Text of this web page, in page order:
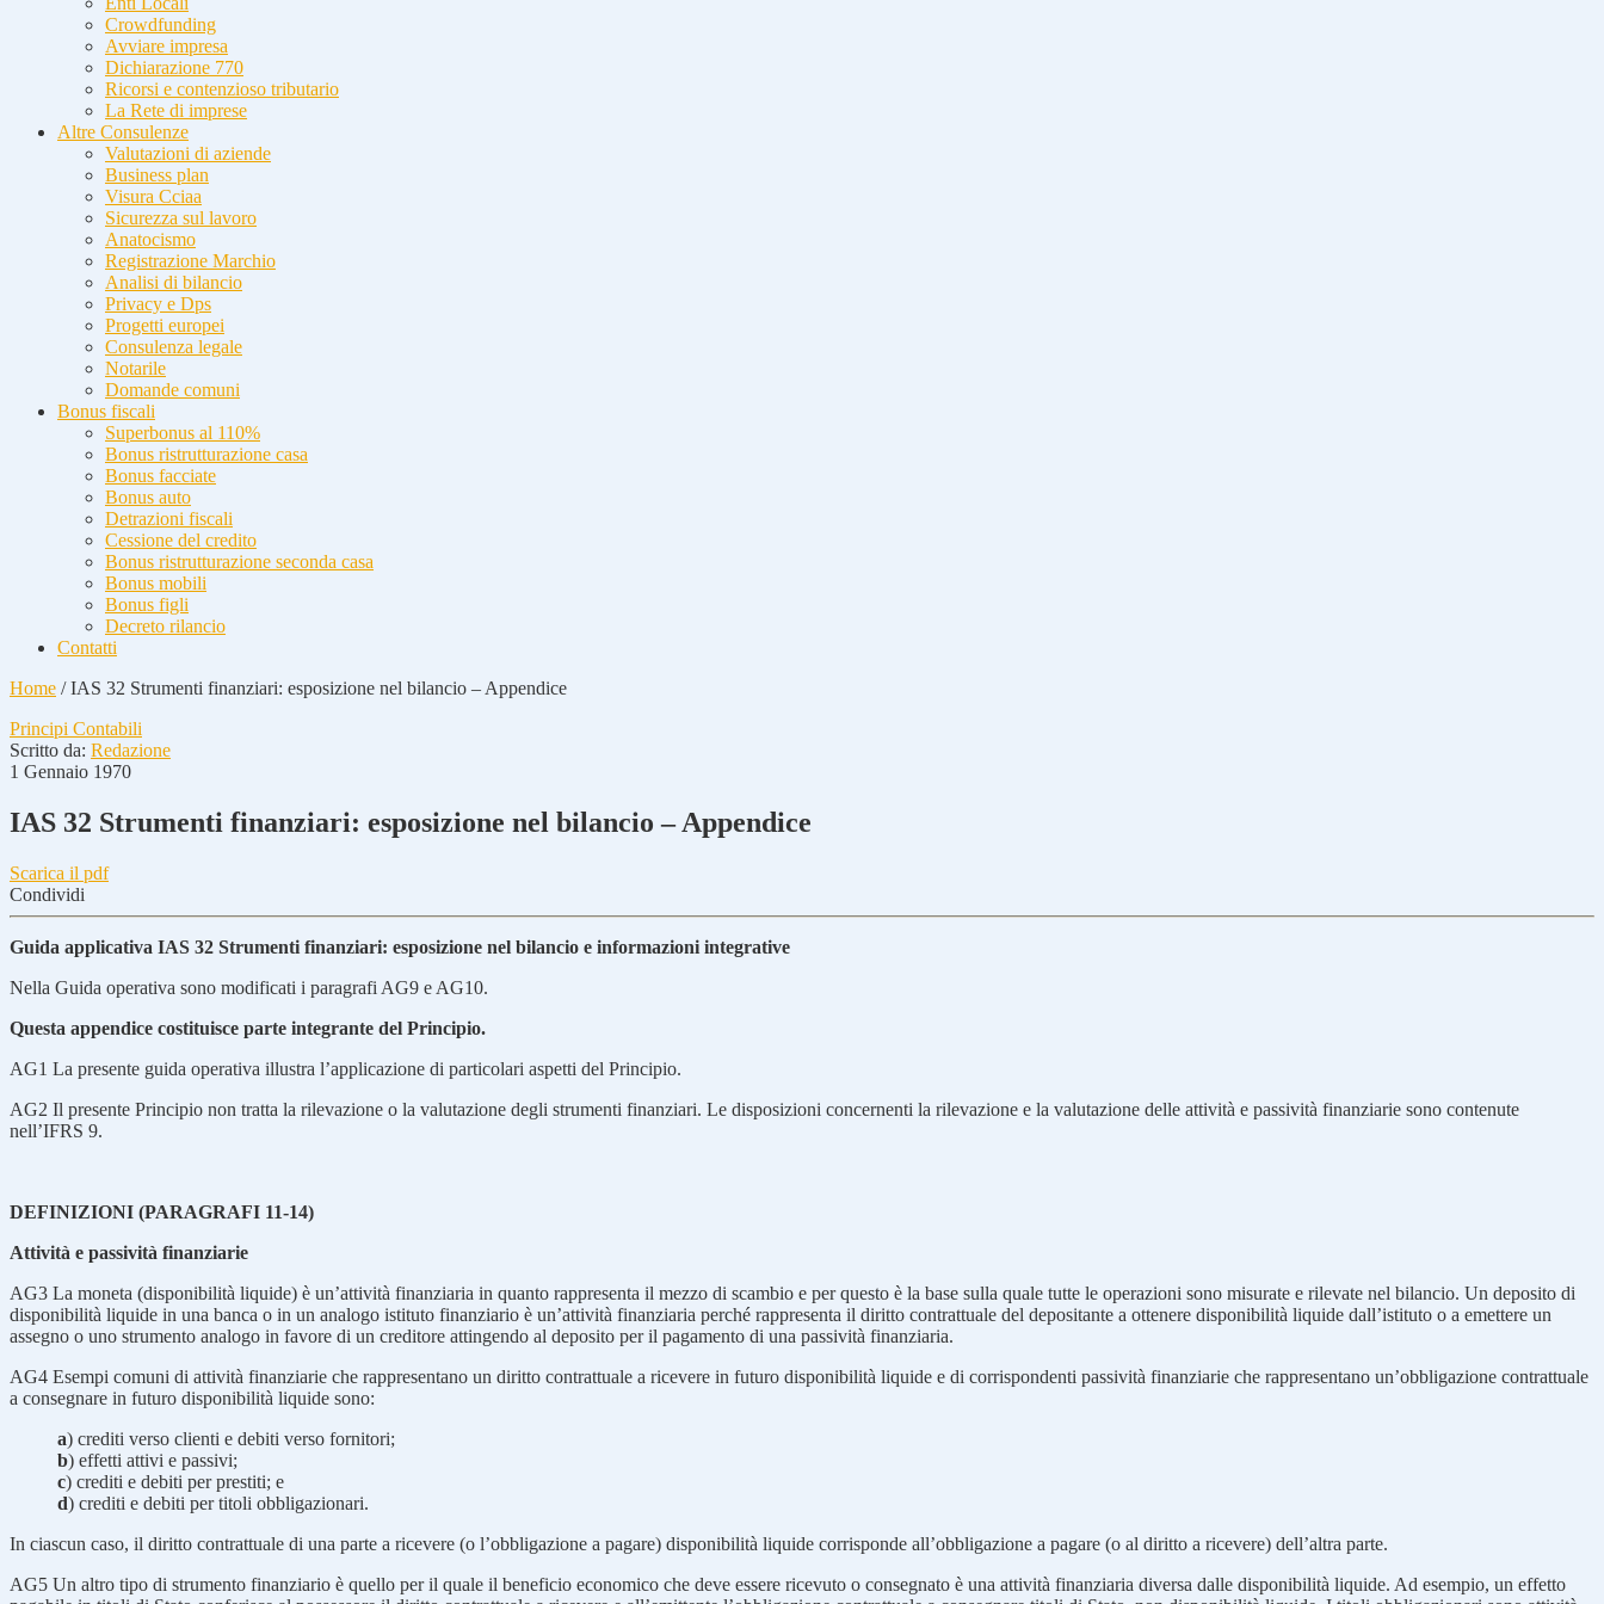
Crowdfunding
Avviare impresa
Dichiarazione 770
Ricorsi e contenzioso tributario
La Rete di imprese
Altre Consulenze
Valutazioni di aziende
Business plan
Visura Cciaa
Sicurezza sul lavoro
Anatocismo
Registrazione Marchio
Analisi di bilancio
Privacy e Dps
Progetti europei
Consulenza legale
Notarile
Domande comuni
Bonus fiscali
Superbonus al 110%
Bonus ristrutturazione casa
Bonus facciate
Bonus auto
Detrazioni fiscali
Cessione del credito
Bonus ristrutturazione seconda casa
Bonus mobili
Bonus figli
Decreto rilancio
Contatti
Home /IAS 32 Strumenti finanziari: esposizione nel bilancio – Appendice
Principi Contabili
Scritto da: Redazione
1 Gennaio 1970
IAS 32 Strumenti finanziari: esposizione nel bilancio – Appendice
Scarica il pdf
Condividi
Guida applicativa IAS 32 Strumenti finanziari: esposizione nel bilancio e informazioni integrative
Nella Guida operativa sono modificati i paragrafi AG9 e AG10.
Questa appendice costituisce parte integrante del Principio.
AG1 La presente guida operativa illustra l’applicazione di particolari aspetti del Principio.
AG2 Il presente Principio non tratta la rilevazione o la valutazione degli strumenti finanziari. Le disposizioni concernenti la rilevazione e la valutazione delle attività e passività finanziarie sono contenute
nell’IFRS 9.
DEFINIZIONI (PARAGRAFI 11-14)
Attività e passività finanziarie
AG3 La moneta (disponibilità liquide) è un’attività finanziaria in quanto rappresenta il mezzo di scambio e per questo è la base sulla quale tutte le operazioni sono misurate e rilevate nel bilancio. Un deposito di
disponibilità liquide in una banca o in un analogo istituto finanziario è un’attività finanziaria perché rappresenta il diritto contrattuale del depositante a ottenere disponibilità liquide dall’istituto o a emettere un
assegno o uno strumento analogo in favore di un creditore attingendo al deposito per il pagamento di una passività finanziaria.
AG4 Esempi comuni di attività finanziarie che rappresentano un diritto contrattuale a ricevere in futuro disponibilità liquide e di corrispondenti passività finanziarie che rappresentano un’obbligazione contrattuale
a consegnare in futuro disponibilità liquide sono:
a) crediti verso clienti e debiti verso fornitori;
b) effetti attivi e passivi;
c) crediti e debiti per prestiti; e
d) crediti e debiti per titoli obbligazionari.
In ciascun caso, il diritto contrattuale di una parte a ricevere (o l’obbligazione a pagare) disponibilità liquide corrisponde all’obbligazione a pagare (o al diritto a ricevere) dell’altra parte.
AG5 Un altro tipo di strumento finanziario è quello per il quale il beneficio economico che deve essere ricevuto o consegnato è una attività finanziaria diversa dalle disponibilità liquide. Ad esempio, un effetto